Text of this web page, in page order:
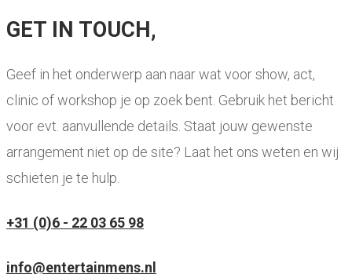
GET IN TOUCH,
Geef in het onderwerp aan naar wat voor show, act,
clinic of workshop je op zoek bent. Gebruik het bericht
voor evt. aanvullende details. Staat jouw gewenste
arrangement niet op de site? Laat het ons weten en wij
schieten je te hulp.
+31 (0)6 - 22 03 65 98
info@entertainmens.nl